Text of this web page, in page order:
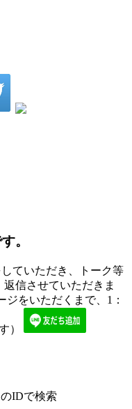
。
ていただき、トーク等
信させていただきま
をいただくまで、1：
）
IDで検索